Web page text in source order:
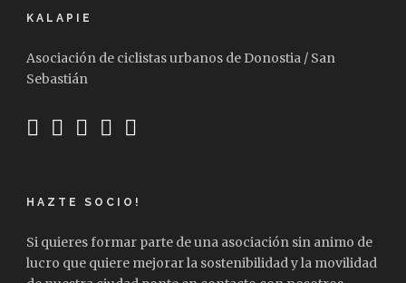
KALAPIE
Asociación de ciclistas urbanos de Donostia / San
Sebastián
HAZTE SOCIO!
Si quieres formar parte de una asociación sin animo de
lucro que quiere mejorar la sostenibilidad y la movilidad